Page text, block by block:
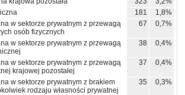
181
1,8%
w sektorze prywatnym z przewagą
osób fizycznych
67 0,7%
w sektorze prywatnym z przewagą
38 0,4%
w sektorze prywatnym z przewagą
krajowej pozostałej
37 0,4%
w sektorze prywatnym z brakiem
rodzaju własności prywatnej
35 0,3%